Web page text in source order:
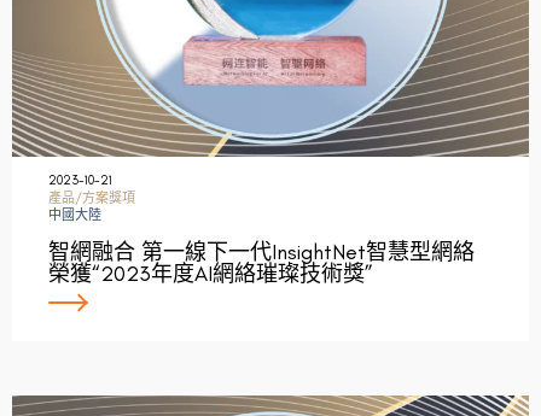
2023-10-21
產品/方案獎項
中國大陸
智網融合 第一線下一代InsightNet智慧型網絡
榮獲“2023年度AI網絡璀璨技術獎”